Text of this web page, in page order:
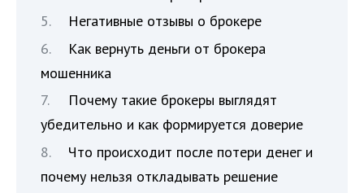
Негативные отзывы о брокере
Как вернуть деньги от брокера
мошенника
Почему такие брокеры выглядят
убедительно и как формируется доверие
Что происходит после потери денег и
почему нельзя откладывать решение